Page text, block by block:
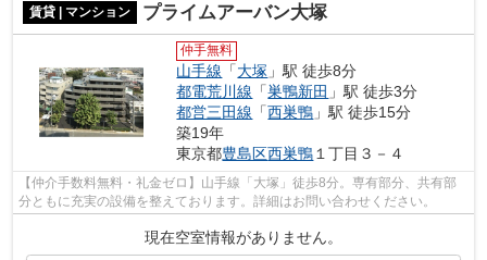
賃貸 | マンション プライムアーバン大塚
仲手無料
山手線 「大塚 」駅 徒歩8分
都電荒川線 「巣鴨新田 」駅 徒歩3分
都営三田線 「西巣鴨 」駅 徒歩15分
築19年
東京都豊島区西巣鴨 １丁目３－４
【仲介手数料無料・礼金ゼロ】山手線「大塚」徒歩8分。専有部分、共有部
分ともに充実の設備を整えております。詳細はお問い合わせください。
現在空室情報がありません。